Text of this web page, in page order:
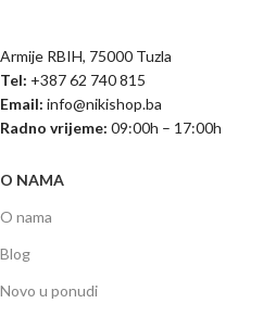
Armije RBIH, 75000 Tuzla
Tel: +387 62 740 815
Email: info@nikishop.ba
Radno vrijeme: 09:00h – 17:00h
O NAMA
O nama
Blog
Novo u ponudi